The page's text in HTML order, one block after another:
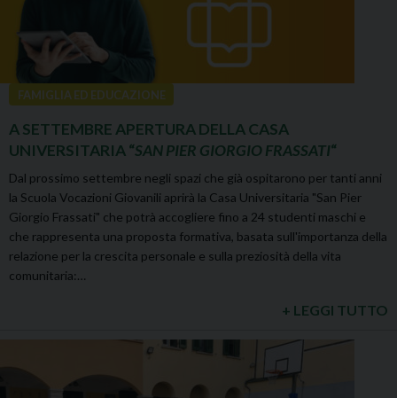
FAMIGLIA ED EDUCAZIONE
A SETTEMBRE APERTURA DELLA CASA
UNIVERSITARIA “SAN PIER GIORGIO FRASSATI“
Dal prossimo settembre negli spazi che già ospitarono per tanti anni
la Scuola Vocazioni Giovanili aprirà la Casa Universitaria "San Pier
Giorgio Frassati" che potrà accogliere fino a 24 studenti maschi e
che rappresenta una proposta formativa, basata sull'importanza della
relazione per la crescita personale e sulla preziosità della vita
comunitaria:…
+ LEGGI TUTTO